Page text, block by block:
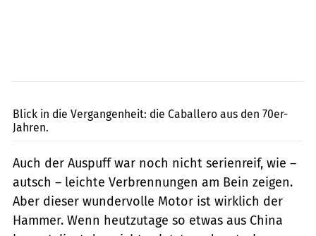
Blick in die Vergangenheit: die Caballero aus den 70er-
Jahren.
Auch der Auspuff war noch nicht serienreif, wie –
autsch – leichte Verbrennungen am Bein zeigen.
Aber dieser wundervolle Motor ist wirklich der
Hammer. Wenn heutzutage so etwas aus China